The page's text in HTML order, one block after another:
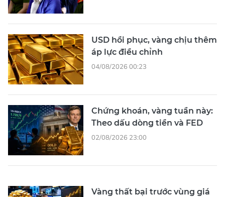
USD hồi phục, vàng chịu thêm
áp lực điều chỉnh
04/08/2026 00:23
Chứng khoán, vàng tuần này:
Theo dấu dòng tiền và FED
02/08/2026 23:00
Vàng thất bại trước vùng giá